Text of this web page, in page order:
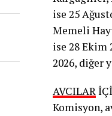
ise 25
Memeli
ise 28 Ekim
2026, diğer
AVCILAR
Komisyon,